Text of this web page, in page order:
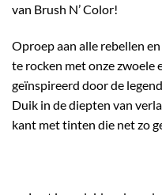
van Brush N’ Color!
Oproep aan alle rebellen
te rocken met onze zwoele
geïnspireerd door de
Duik in de diepten van
kant met tinten die net zo